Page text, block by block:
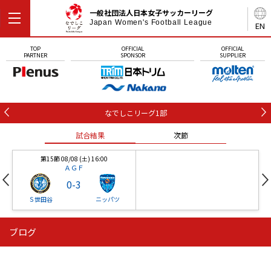
EN
一般社団法人日本女子サッカーリーグ
Japan Women's Football League
TOP
PARTNER
OFFICIAL
SPONSOR
OFFICIAL
SUPPLIER
なでしこリーグ1部
試合結果 次節
第15節 08/08 (土) 16:00
ＡＧＦ
Ｓ世田谷
0-3
ニッパツ
ニッパツ 石人の星
ブログ